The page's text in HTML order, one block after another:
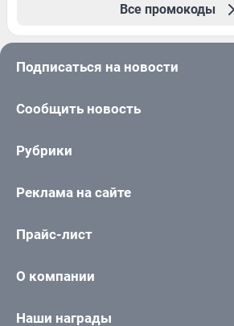
Все промокоды
Подписаться на новости
Сообщить новость
Рубрики
Реклама на сайте
Прайс-лист
О компании
Наши награды